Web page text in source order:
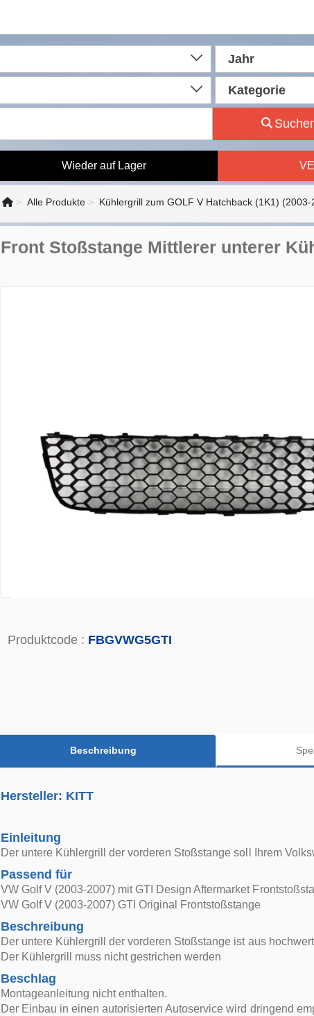
Jahr
Kategorie
Wieder auf Lager
Alle Produkte Kühlergrill zum GOLF V Hatchback (1K1) (2003-
Front Stoßstange Mittlerer unterer
Produktcode : FBGVWG5GTI
Beschreibung
Hersteller: KITT
Einleitung
Der untere Kühlergrill der vorderen Stoßstange soll Ihrem
Passend für
VW Golf V (2003-2007) mit GTI Design Aftermarket
VW Golf V (2003-2007) GTI Original Frontstoßstange
Beschreibung
Der untere Kühlergrill der vorderen Stoßstange ist aus
Der Kühlergrill muss nicht gestrichen werden
Beschlag
Montageanleitung nicht enthalten.
Der Einbau in einen autorisierten Autoservice wird dringend